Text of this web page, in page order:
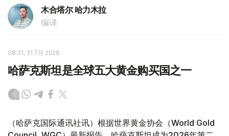
木合塔尔 哈力木拉
编译
08:31, 31 7月 2026
哈萨克斯坦是全球五大黄金购买国之一
（哈萨克国际通讯社讯）根据世界黄金协会（World Gold